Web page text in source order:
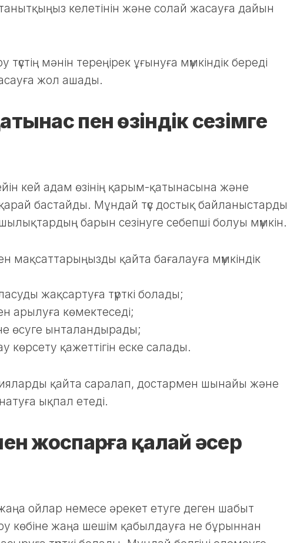
келетінін және солай жасауға дайын
мәнін тереңірек ұғынуға мүмкіндік береді
жол ашады.
пен өзіндік сезімге
кей адам өзінің қарым-қатынасына және
бастайды. Мұндай түс достық байланыстарды
барын сезінуге себепші болуы мүмкін.
мақсаттарыңызды қайта бағалауға мүмкіндік
жақсартуға түрткі болады;
арылуға көмектеседі;
өсуге ынталандырады;
қажеттігін еске салады.
қайта саралап, достармен шынайы және
ықпал етеді.
жоспарға қалай әсер
ойлар немесе әрекет етуге деген шабыт
көбіне жаңа шешім қабылдауға не бұрыннан